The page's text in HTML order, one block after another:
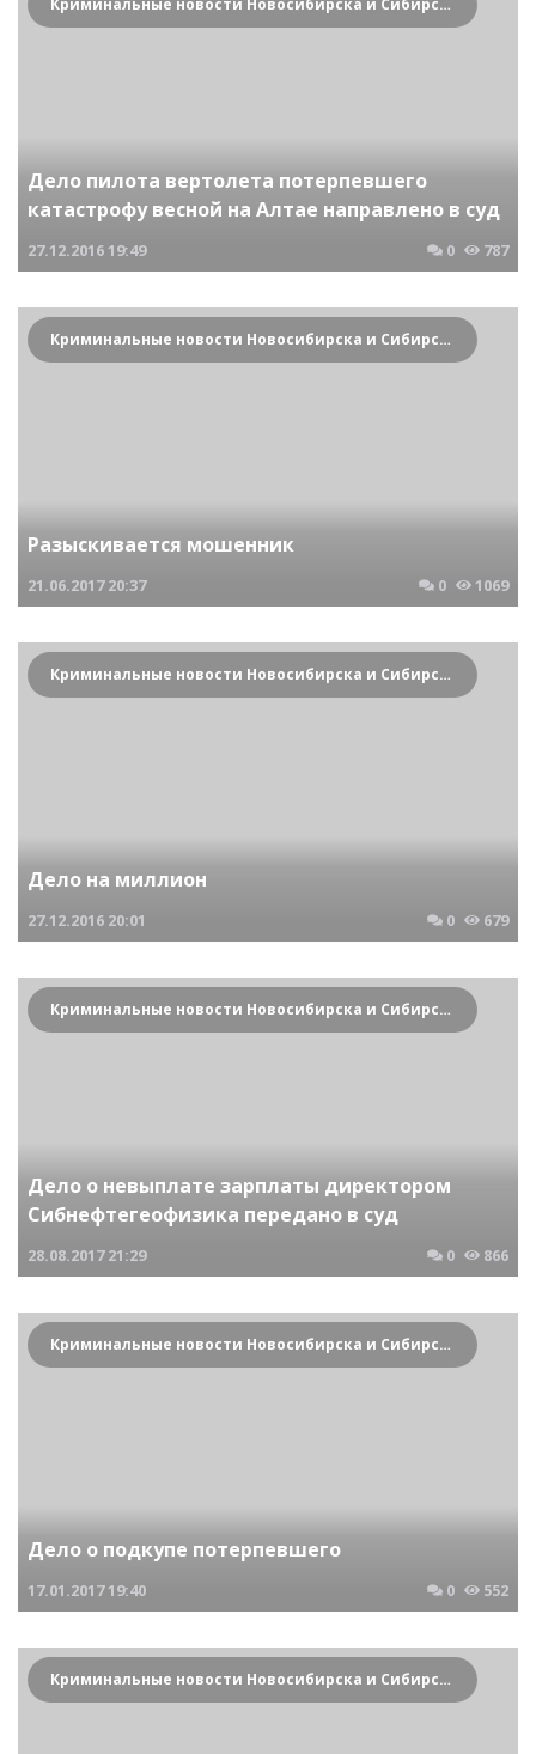
Дело пилота вертолета потерпевшего
катастрофу весной на Алтае направлено в суд
27.12.201619:49 0 787
Криминальные новости Новосибирска и Сибирского региона
Разыскивается мошенник
21.06.2017 20:37 0 1069
Криминальные новости Новосибирска и Сибирского региона
Дело на миллион
27.12.2016 20:01 0 679
Криминальные новости Новосибирска и Сибирского региона
Дело о невыплате зарплаты директором
Сибнефтегеофизика передано в суд
28.08.2017 21:29 0 866
Криминальные новости Новосибирска и Сибирского региона
Дело о подкупе потерпевшего
17.01.201719:40 0 552
Криминальные новости Новосибирска и Сибирского региона